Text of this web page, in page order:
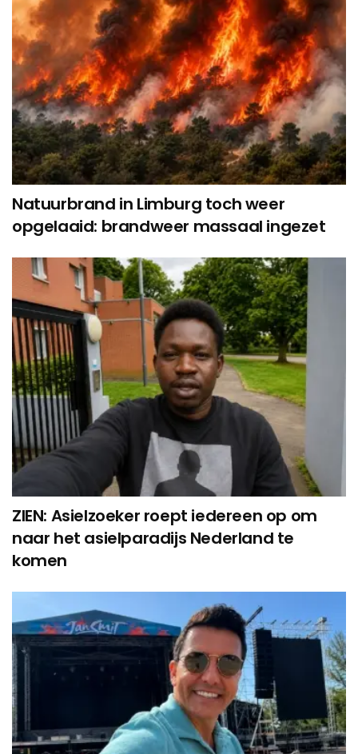
Natuurbrand in Limburg toch weer
opgelaaid: brandweer massaal ingezet
ZIEN: Asielzoeker roept iedereen op om
naar het asielparadijs Nederland te
komen